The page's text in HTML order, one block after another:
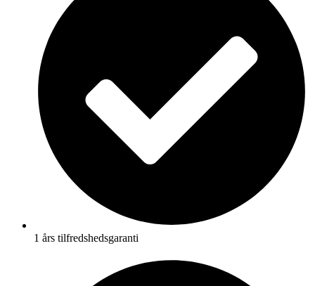
1 års tilfredshedsgaranti